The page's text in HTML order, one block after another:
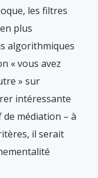
les filtres
plus
algorithmiques
« vous avez
» sur
intéressante
de médiation – à
il serait